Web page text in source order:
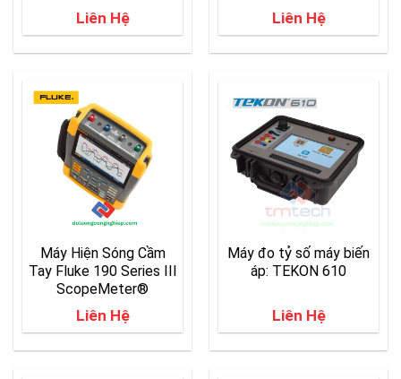
Liên Hệ Liên Hệ
Máy Hiện Sóng Cầm
Tay Fluke 190 Series III
ScopeMeter®
Liên Hệ
Máy đo tỷ số máy biến
áp: TEKON 610
Liên Hệ